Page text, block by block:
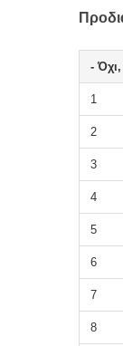
- Όχι,
1
2
3
4
5
6
7
8